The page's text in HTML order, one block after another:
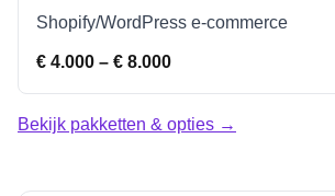
Shopify/WordPress e-commerce
€ 4.000 – € 8.000
Bekijk pakketten & opties →